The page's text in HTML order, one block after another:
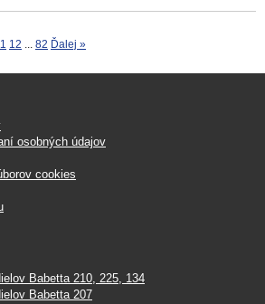
12 ... 82 Ďalej »
osobných údajov
cookies
Babetta 210, 225, 134
Babetta 207